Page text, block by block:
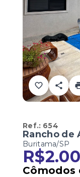
Ref.: 654
Rancho de
Buritama/SP
Cômodos